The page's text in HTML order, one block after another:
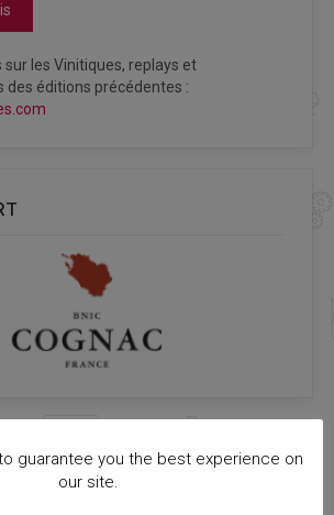
sur les Vinitiques, replays et
des éditions précédentes :
ÉVÉNEMENTS
guarantee you the best experience on
our site.